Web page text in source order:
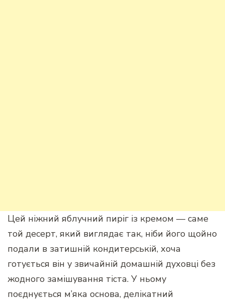
Цей ніжний яблучний пиріг із кремом — саме
той десерт, який виглядає так, ніби його щойно
подали в затишній кондитерській, хоча
готується він у звичайній домашній духовці без
жодного замішування тіста. У ньому
поєднується м’яка основа, делікатний